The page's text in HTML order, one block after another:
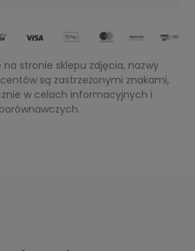
na stronie sklepu zdjęcia, nazwy
są zastrzeżonymi znakami,
w celach informacyjnych i
porównawczych.